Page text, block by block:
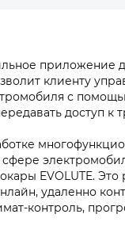
приложение
клиенту
с
доступ к
EVOLUTE.
удаленно
контроль,